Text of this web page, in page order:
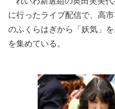
に行ったライブ配信で、高
のふくらはぎから「妖気」
を集めている。